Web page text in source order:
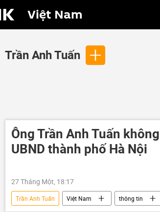
Việt Nam
Trần Anh Tuấn
Ông Trần Anh Tuấn
UBND thành phố Hà Nội
27 Tháng Một, 18:17
Trần Anh Tuấn Việt Nam thông tin